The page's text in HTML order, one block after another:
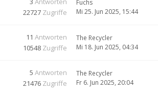
22727 Zugriffe
Fuchs
Mi 25. Jun 2025, 15:44
11 Antworten
10548 Zugriffe
The Recycler
Mi 18. Jun 2025, 04:34
5 Antworten
21476 Zugriffe
The Recycler
Fr 6. Jun 2025, 20:04